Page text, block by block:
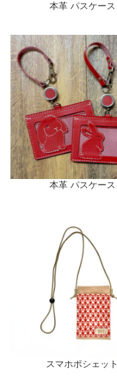
本革 パスケース
本革 パスケース
スマホポシェット